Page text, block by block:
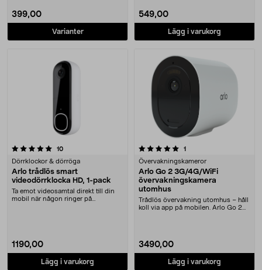
399,00
Varianter
549,00
Lägg i varukorg
10recensioner
Dörrklockor & dörröga
Arlo trådlös smart
videodörrklocka HD, 1-pack
Ta emot videosamtal direkt till din
mobil när någon ringer på
1190,00
Lägg i varukorg
5.0 av 5 stjärnor 1
Övervakningskameror
Arlo Go 2 3G/4G/WiFi
övervakningskamera
utomhus
Trådlös övervakning utomhus – håll
koll via app på mobilen. Arlo Go 2
3490,00
Lägg i varukorg